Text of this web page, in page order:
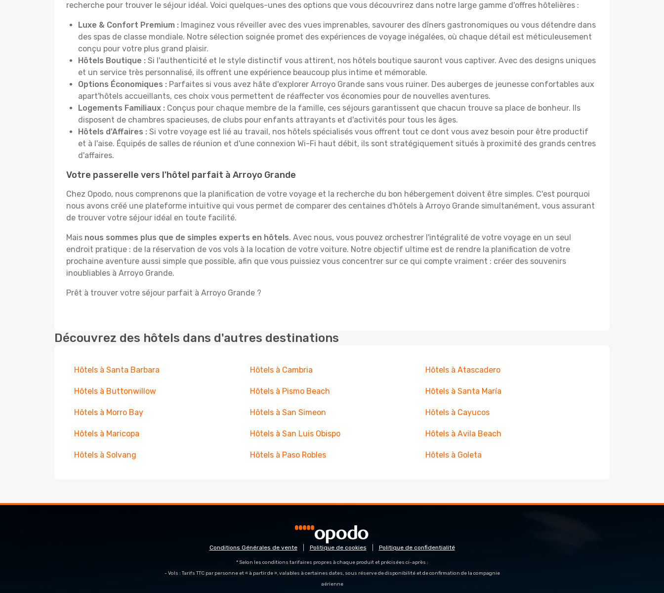
recherche pour trouver le séjour idéal. Voici quelques-unes des options que vous découvrirez dans notre large gamme d'offres hôtelières :
Luxe & Confort Premium : Imaginez vous réveiller avec des vues imprenables, savourer des dîners gastronomiques ou vous détendre dans
des spas de classe mondiale. Notre sélection soignée promet des expériences de voyage inégalées, où chaque détail est méticuleusement
conçu pour votre plus grand plaisir.
Hôtels Boutique : Si l'authenticité et le style distinctif vous attirent, nos hôtels boutique sauront vous captiver. Avec des designs uniques
et un service très personnalisé, ils offrent une expérience beaucoup plus intime et mémorable.
Options Économiques : Parfaites si vous avez hâte d'explorer Arroyo Grande sans vous ruiner. Des auberges de jeunesse confortables aux
apart'hôtels accueillants, ces choix vous permettent de réaffecter vos économies pour de nouvelles aventures.
Logements Familiaux : Conçus pour chaque membre de la famille, ces séjours garantissent que chacun trouve sa place de bonheur. Ils
disposent de chambres spacieuses, de clubs pour enfants attrayants et d'activités pour tous les âges.
Hôtels d'Affaires : Si votre voyage est lié au travail, nos hôtels spécialisés vous offrent tout ce dont vous avez besoin pour être productif
et à l'aise. Équipés de salles de réunion et d'une connexion Wi-Fi haut débit, ils sont stratégiquement situés à proximité des grands centres
d'affaires.
Votre passerelle vers l'hôtel parfait à Arroyo Grande
Chez Opodo, nous comprenons que la planification de votre voyage et la recherche du bon hébergement doivent être simples. C'est pourquoi
nous avons créé une plateforme intuitive qui vous permet de comparer des centaines d'hôtels à Arroyo Grande simultanément, vous assurant
de trouver votre séjour idéal en toute facilité.
Mais nous sommes plus que de simples experts en hôtels. Avec nous, vous pouvez orchestrer l'intégralité de votre voyage en un seul
endroit pratique : de la réservation de vos vols à la location de votre voiture. Notre objectif ultime est de rendre la planification de votre
prochaine aventure aussi simple que possible, afin que vous puissiez vous concentrer sur ce qui compte vraiment : créer des souvenirs
inoubliables à Arroyo Grande.
Prêt à trouver votre séjour parfait à Arroyo Grande ?
Découvrez des hôtels dans d'autres destinations
Hôtels à Santa Barbara Hôtels à Cambria Hôtels à Atascadero
Hôtels à Buttonwillow Hôtels à Pismo Beach Hôtels à Santa María
Hôtels à Morro Bay Hôtels à San Simeon Hôtels à Cayucos
Hôtels à Maricopa Hôtels à San Luis Obispo Hôtels à Avila Beach
Hôtels à Solvang Hôtels à Paso Robles Hôtels à Goleta
Conditions Générales de vente Politique de cookies Politique de confidentialité
* Selon les conditions tarifaires propres à chaque produit et précisées ci-après :
- Vols : Tarifs TTC par personne et « à partir de », valables à certaines dates, sous réserve de disponibilité et de confirmation de la compagnie
aérienne